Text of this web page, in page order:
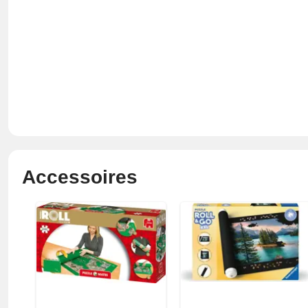
Accessoires